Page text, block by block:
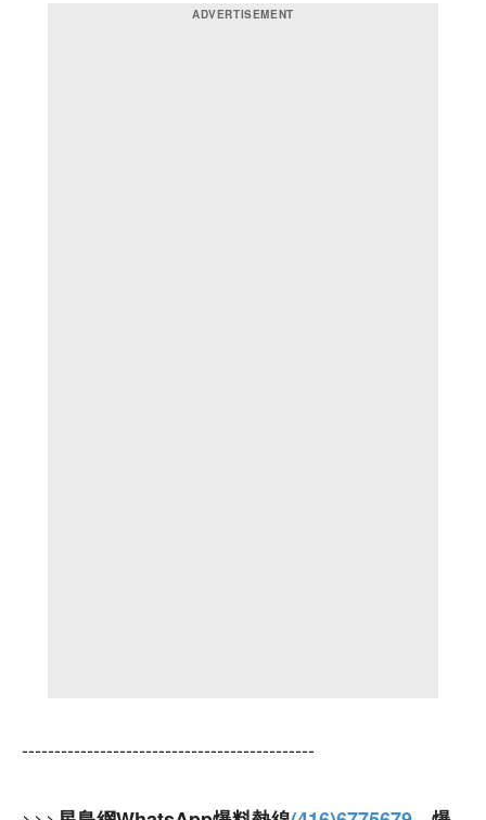
---------------------------------------------